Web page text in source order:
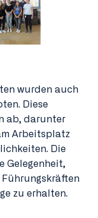
wurden auch
Diese
ab, darunter
Arbeitsplatz
Die
Gelegenheit,
zu erhalten.